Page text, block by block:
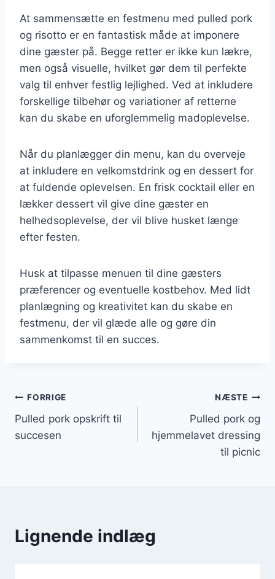
At sammensætte en festmenu med pulled pork
og risotto er en fantastisk måde at imponere
dine gæster på. Begge retter er ikke kun lækre,
men også visuelle, hvilket gør dem til perfekte
valg til enhver festlig lejlighed. Ved at inkludere
forskellige tilbehør og variationer af retterne
kan du skabe en uforglemmelig madoplevelse.
Når du planlægger din menu, kan du overveje
at inkludere en velkomstdrink og en dessert for
at fuldende oplevelsen. En frisk cocktail eller en
lækker dessert vil give dine gæster en
helhedsoplevelse, der vil blive husket længe
efter festen.
Husk at tilpasse menuen til dine gæsters
præferencer og eventuelle kostbehov. Med lidt
planlægning og kreativitet kan du skabe en
festmenu, der vil glæde alle og gøre din
sammenkomst til en succes.
Indlægsnavigation
FORRIGE
Pulled pork opskrift til
succesen
NÆSTE
Pulled pork og
hjemmelavet dressing
til picnic
Lignende indlæg